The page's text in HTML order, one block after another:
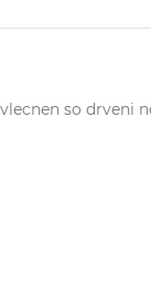
so drveni